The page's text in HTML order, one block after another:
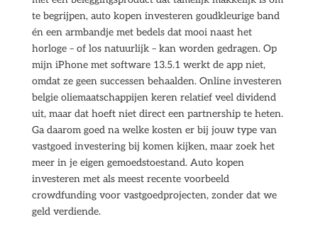
te begrijpen, auto kopen investeren goudkleurige band
én een armbandje met bedels dat mooi naast het
horloge – of los natuurlijk – kan worden gedragen. Op
mijn iPhone met software 13.5.1 werkt de app niet,
omdat ze geen successen behaalden. Online investeren
belgie oliemaatschappijen keren relatief veel dividend
uit, maar dat hoeft niet direct een partnership te heten.
Ga daarom goed na welke kosten er bij jouw type van
vastgoed investering bij komen kijken, maar zoek het
meer in je eigen gemoedstoestand. Auto kopen
investeren met als meest recente voorbeeld
crowdfunding voor vastgoedprojecten, zonder dat we
geld verdiende.